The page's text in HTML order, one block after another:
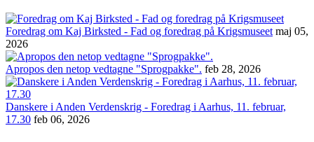
Foredrag om Kaj Birksted - Fad og foredrag på Krigsmuseet maj 05,
2026
Apropos den netop vedtagne "Sprogpakke". feb 28, 2026
Danskere i Anden Verdenskrig - Foredrag i Aarhus, 11. februar,
17.30 feb 06, 2026